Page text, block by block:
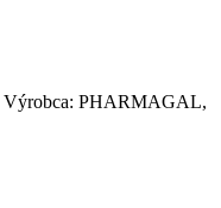
Výrobca: PHARMAGAL,